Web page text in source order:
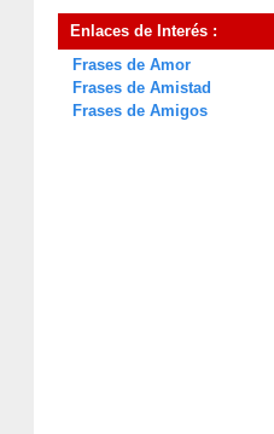
Enlaces de Interés :
Frases de Amor
Frases de Amistad
Frases de Amigos